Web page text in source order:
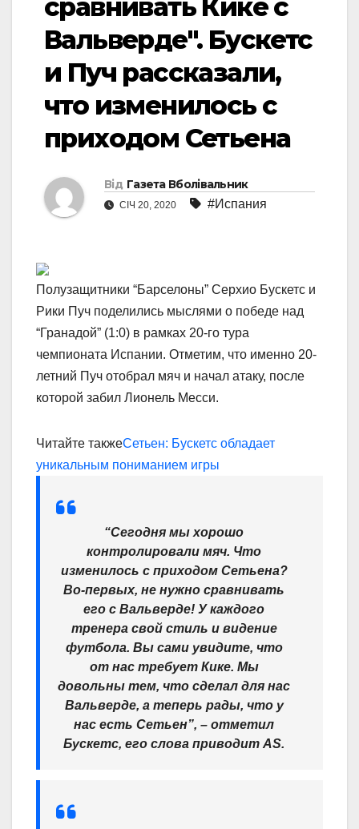
сравнивать Кике с
Вальверде". Бускетс
и Пуч рассказали,
что изменилось с
приходом Сетьена
Від Газета Вболівальник
СІЧ 20, 2020 #Испания
Полузащитники “Барселоны” Серхио Бускетс и
Рики Пуч поделились мыслями о победе над
“Гранадой” (1:0) в рамках 20-го тура
чемпионата Испании. Отметим, что именно 20-
летний Пуч отобрал мяч и начал атаку, после
которой забил Лионель Месси.
Читайте такжеСетьен: Бускетс обладает
уникальным пониманием игры
“Сегодня мы хорошо
контролировали мяч. Что
изменилось с приходом Сетьена?
Во-первых, не нужно сравнивать
его с Вальверде! У каждого
тренера свой стиль и видение
футбола. Вы сами увидите, что
от нас требует Кике. Мы
довольны тем, что сделал для нас
Вальверде, а теперь рады, что у
нас есть Сетьен”, – отметил
Бускетс, его слова приводит AS.